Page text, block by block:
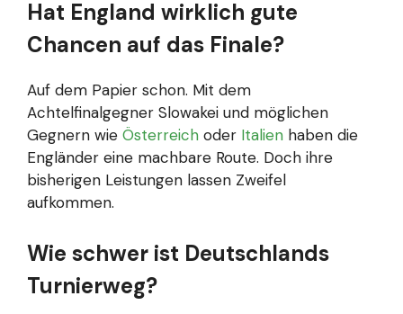
Hat England wirklich gute
Chancen auf das Finale?
Auf dem Papier schon. Mit dem
Achtelfinalgegner Slowakei und möglichen
Gegnern wie Österreich oder Italien haben die
Engländer eine machbare Route. Doch ihre
bisherigen Leistungen lassen Zweifel
aufkommen.
Wie schwer ist Deutschlands
Turnierweg?